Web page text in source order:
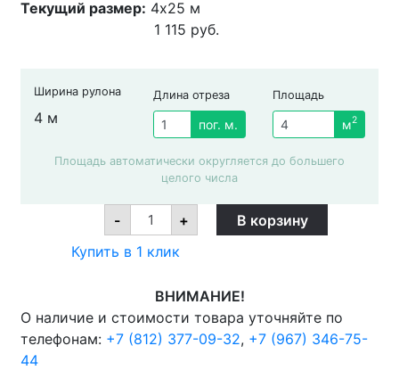
Текущий размер: 4x25 м
1 115 руб.
Ширина рулона
4 м
Длина отреза
пог. м.
Площадь
м2
Площадь автоматически округляется до большего
целого числа
-
Ковролин
Balta
Apollo
37
+
В корзину
Купить в 1 клик
ВНИМАНИЕ!
О наличие и стоимости товара уточняйте по
телефонам: +7 (812) 377-09-32, +7 (967) 346-75-
44